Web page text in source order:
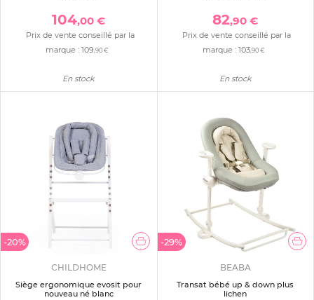
104,00 €
Prix de vente conseillé par la
marque :109 ,90 €
En stock
82,90 €
Prix de vente conseillé par la
marque :103 ,90 €
En stock
-20%
CHILDHOME
Siège ergonomique evosit pour
nouveau né blanc
-29%
BEABA
Transat bébé up & down plus
lichen